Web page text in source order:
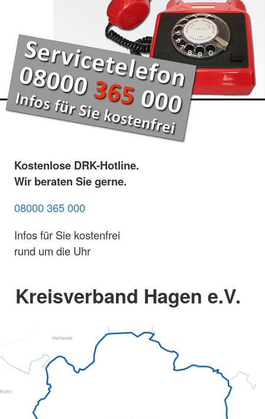
Kostenlose DRK-Hotline.
Wir beraten Sie gerne.
08000 365 000
Infos für Sie kostenfrei
rund um die Uhr
Kreisverband Hagen e.V.